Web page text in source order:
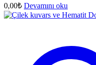
0,00₺ Devamını oku